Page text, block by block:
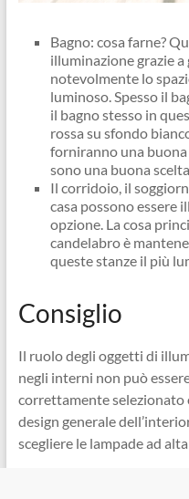
Bagno: cosa farne?
illuminazione grazie
notevolmente lo
luminoso. Spesso il
il bagno stesso in
rossa su sfondo
forniranno una
sono una buona
Il corridoio, il
casa possono essere
opzione. La cosa
candelabro è
queste stanze il più
Consiglio
Il ruolo degli oggetti di
negli interni non può
correttamente selezionato
design generale
scegliere le lampade ad